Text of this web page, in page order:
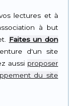
lectures et à
à but
Faites un don
d'un site
aussi proposer
du site